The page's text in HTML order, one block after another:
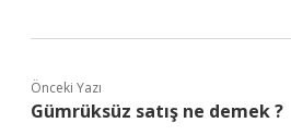
Önceki Yazı
Gümrüksüz satış ne demek ?